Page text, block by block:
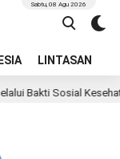
LINTASAN
Sabtu, 08 Agu 2026
Bakti Sosial